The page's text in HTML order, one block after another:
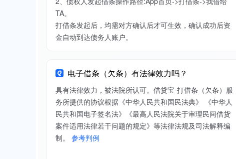
TA。
打借条发起后，均需对方确认后才可生效，确认成功后资
金自动到达债务人账户。
电子借条（欠条）有法律效力吗？
具有法律效力，被法院所认可。借贷宝-打借条（欠条）服
务所提供的协议根据《中华人民共和国民法典》 《中华人
民共和国电子签名法》《最高人民法院关于审理民间借货
案件适用法律若干问题的规定》等法律法规及司法解释编
制。 参考判例